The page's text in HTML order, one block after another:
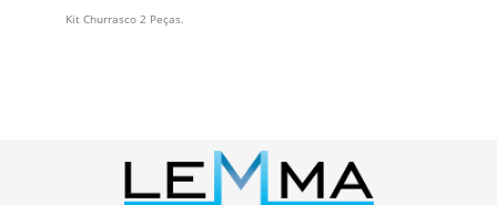
Kit Churrasco 2 Peças.